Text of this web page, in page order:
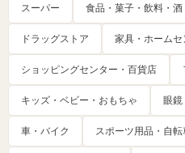
スーパー 食品・菓子・飲料・
ドラッグストア 家具・ホームセ
ショッピングセンター・百貨店
キッズ・ベビー・おもちゃ 眼
車・バイク スポーツ用品・自転